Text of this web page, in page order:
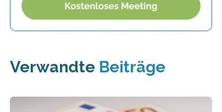
Verwandte Beiträge